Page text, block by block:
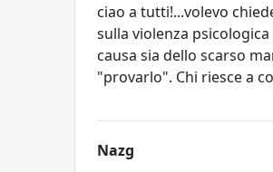
ciao a tutti!...volevo
sulla violenza
causa sia dello scarso
"provarlo". Chi riesce a
Nazg